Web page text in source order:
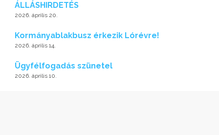
ÁLLÁSHIRDETÉS
2026. április 20.
Kormányablakbusz érkezik Lórévre!
2026. április 14.
Ügyfélfogadás szünetel
2026. április 10.